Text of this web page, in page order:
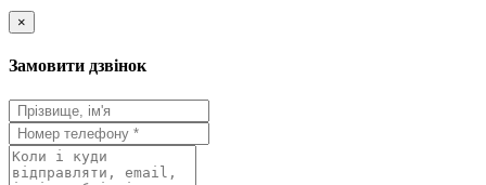
×
Замовити дзвінок